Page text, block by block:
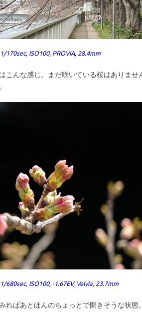
170sec, ISO100, PROVIA, 28.4mm
こんな感じ。まだ咲いている桜はありませ
680sec, ISO100, -1.67EV, Velvia, 23.7mm
ればあとほんのちょっとで開きそうな状態